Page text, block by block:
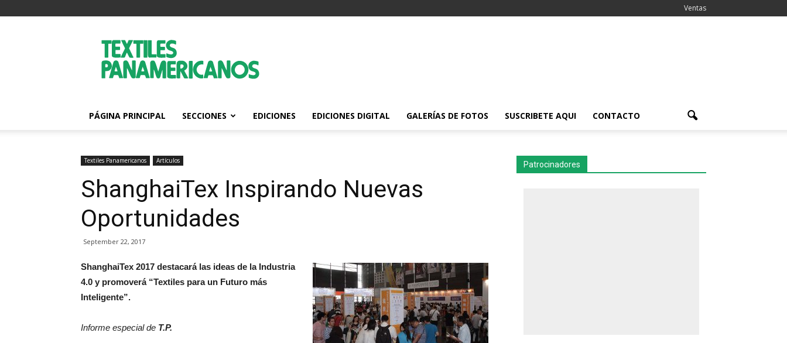
Ventas
Textiles
Panamericanos
PÁGINA PRINCIPAL SECCIONES EDICIONES EDICIONES DIGITAL GALERÍAS DE FOTOS SUSCRIBETE AQUI CONTACTO
Textiles Panamericanos Artículos
ShanghaiTex Inspirando Nuevas
Oportunidades
September 22, 2017
ShanghaiTex 2017 destacará las ideas de la Industria
4.0 y promoverá “Textiles para un Futuro más
Inteligente”.
Informe especial de T.P.
Patrocinadores